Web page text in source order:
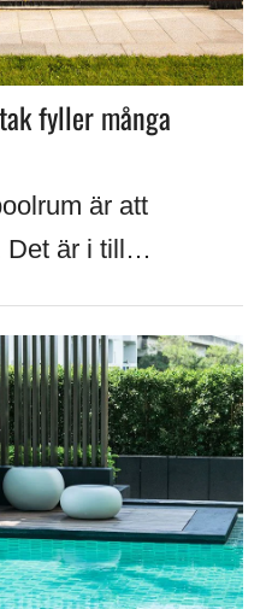
fyller många
är att
Det är i till…